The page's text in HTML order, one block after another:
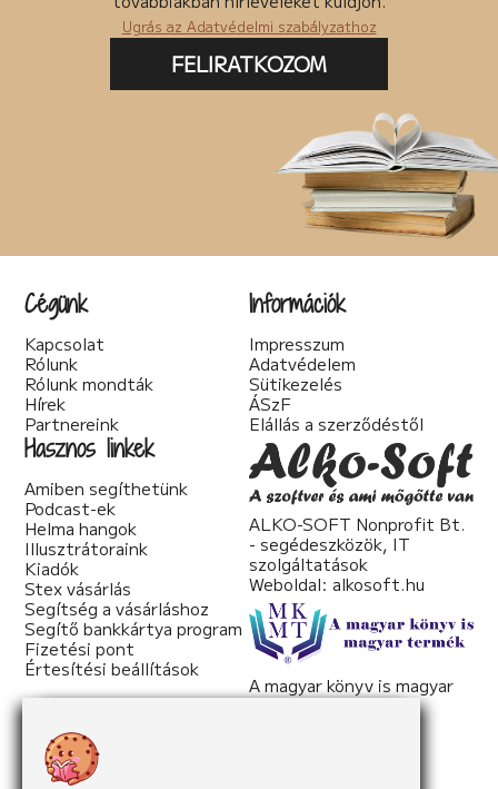
Ugrás az Adatvédelmi szabályzathoz
FELIRATKOZOM
Cégünk
Kapcsolat
Rólunk
Rólunk mondták
Hírek
Partnereink
Információk
Impresszum
Adatvédelem
Sütikezelés
ÁSzF
Elállás a szerződéstől
Hasznos linkek
Amiben segíthetünk
Podcast-ek
Helma hangok
Illusztrátoraink
Kiadók
Stex vásárlás
Segítség a vásárláshoz
Segítő bankkártya program
Fizetési pont
Értesítési beállítások
ALKO-SOFT Nonprofit Bt.
- segédeszközök, IT
szolgáltatások
Weboldal: alkosoft.hu
A magyar könyv is magyar
termék